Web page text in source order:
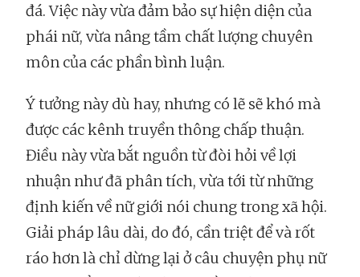
đá. Việc này vừa đảm bảo sự hiện diện của
phái nữ, vừa nâng tầm chất lượng chuyên
môn của các phần bình luận.
Ý tưởng này dù hay, nhưng có lẽ sẽ khó mà
được các kênh truyền thông chấp thuận.
Điều này vừa bắt nguồn từ đòi hỏi về lợi
nhuận như đã phân tích, vừa tới từ những
định kiến về nữ giới nói chung trong xã hội.
Giải pháp lâu dài, do đó, cần triệt để và rốt
ráo hơn là chỉ dừng lại ở câu chuyện phụ nữ